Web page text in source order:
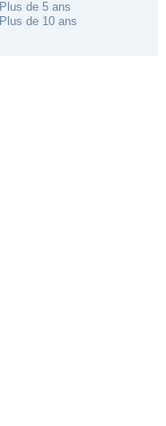
Plus de 5 ans
Plus de 10 ans